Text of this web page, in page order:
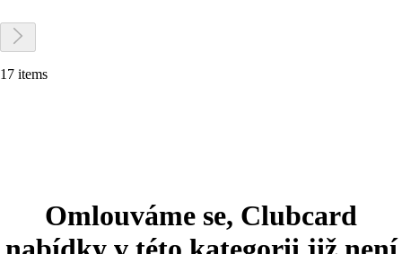
17 items
Omlouváme se, Clubcard